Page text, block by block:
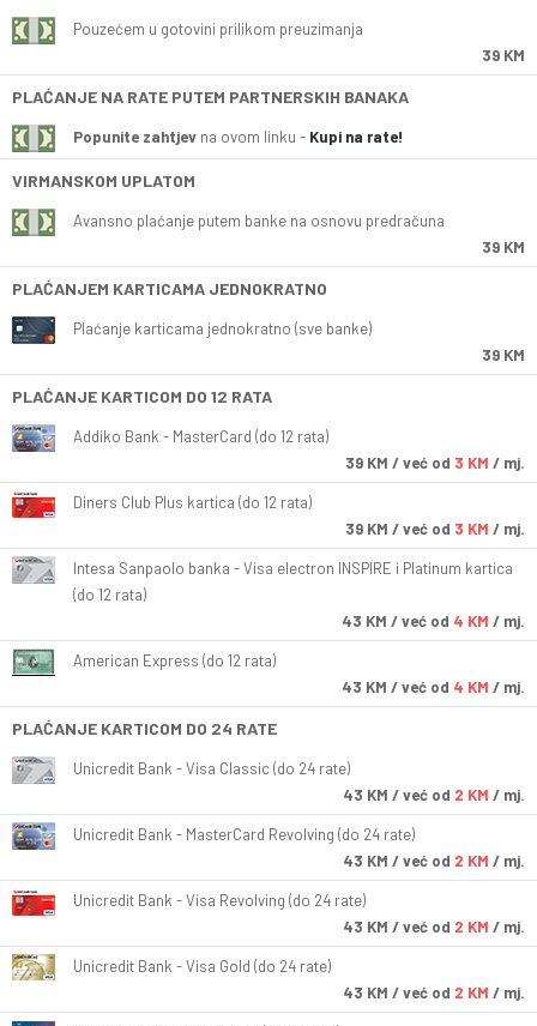
Pouzećem u gotovini prilikom preuzimanja
39 KM
PLAĆANJE NA RATE PUTEM PARTNERSKIH BANAKA
Popunite zahtjev na ovom linku - Kupi na rate!
VIRMANSKOM UPLATOM
Avansno plaćanje putem banke na osnovu predračuna
39 KM
PLAĆANJEM KARTICAMA JEDNOKRATNO
Plaćanje karticama jednokratno (sve banke)
39 KM
PLAĆANJE KARTICOM DO 12 RATA
Addiko Bank - MasterCard (do 12 rata)
39 KM / već od 3 KM / mj.
Diners Club Plus kartica (do 12 rata)
39 KM / već od 3 KM / mj.
Intesa Sanpaolo banka - Visa electron INSPIRE i Platinum kartica
(do 12 rata)
43 KM / već od 4 KM / mj.
American Express (do 12 rata)
43 KM / već od 4 KM / mj.
PLAĆANJE KARTICOM DO 24 RATE
Unicredit Bank - Visa Classic (do 24 rate)
43 KM / već od 2 KM / mj.
Unicredit Bank - MasterCard Revolving (do 24 rate)
43 KM / već od 2 KM / mj.
Unicredit Bank - Visa Revolving (do 24 rate)
43 KM / već od 2 KM / mj.
Unicredit Bank - Visa Gold (do 24 rate)
43 KM / već od 2 KM / mj.